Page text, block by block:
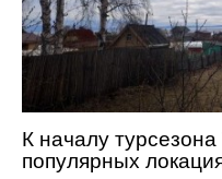
К началу
популярных